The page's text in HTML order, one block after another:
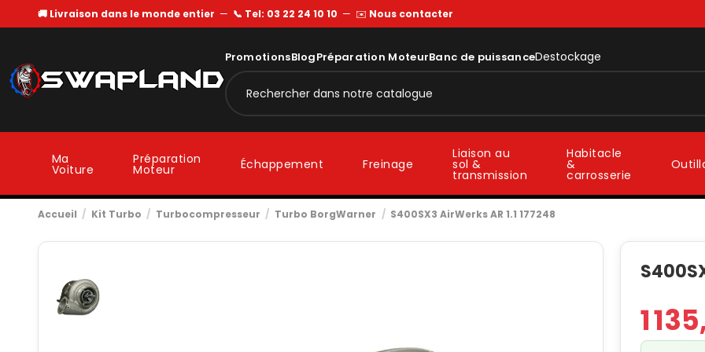
🚚 Livraison dans le monde entier — 📞 Tel: 03 22 24 10 10 — ✉️ Nous contacter
PromotionsBlogPréparation MoteurBanc de puissanceDestockage
Ma
Voiture
Préparation
Moteur Échappement Freinage
Liaison au
sol &
transmission
Habitacle
&
carrosserie
Accueil Kit Turbo Turbocompresseur Turbo BorgWarner S400SX3 AirWerks AR 1.1 177248
1